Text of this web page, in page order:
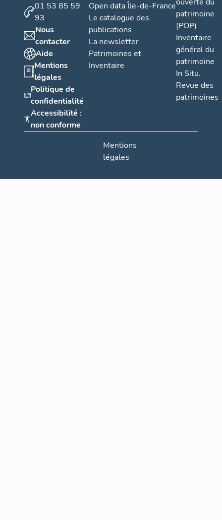
01 53 85 59
93
Nous
contacter
Aide
Mentions
légales
Politique de
confidentialité
Accessibilité :
non conforme
Open data Île-de-France
Le catalogue des
publications
La newsletter
Patrimoines et
Inventaire
patrimoine
(POP)
Inventaire
général du
patrimoine
In Situ.
Revue des
patrimoines
Mentions
légales